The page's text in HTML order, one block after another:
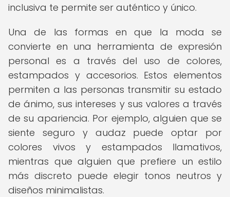
inclusiva te permite ser auténtico y único.
Una de las formas en que la moda se
convierte en una herramienta de expresión
personal es a través del uso de colores,
estampados y accesorios. Estos elementos
permiten a las personas transmitir su estado
de ánimo, sus intereses y sus valores a través
de su apariencia. Por ejemplo, alguien que se
siente seguro y audaz puede optar por
colores vivos y estampados llamativos,
mientras que alguien que prefiere un estilo
más discreto puede elegir tonos neutros y
diseños minimalistas.